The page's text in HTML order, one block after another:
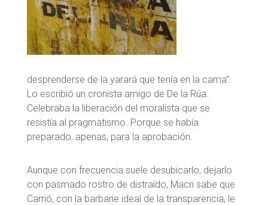
desprenderse de la yarará que tenía en la cama”.
Lo escribió un cronista amigo de De la Rúa.
Celebraba la liberación del moralista que se
resistía al pragmatismo. Porque se había
preparado, apenas, para la aprobación.
Aunque con frecuencia suele desubicarlo, dejarlo
con pasmado rostro de distraído, Macri sabe que
Carrió, con la barbarie ideal de la transparencia, le